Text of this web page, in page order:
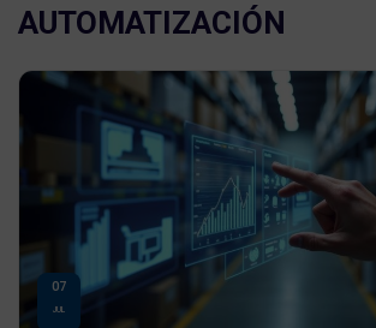
AUTOMATIZACIÓN
07
JUL